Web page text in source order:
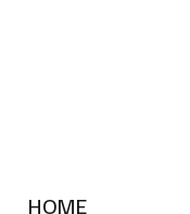
HOME